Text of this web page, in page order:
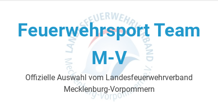
contentFeuerwehrsport Team
M-V
Offizielle Auswahl vom Landesfeuerwehrverband
Mecklenburg-Vorpommern